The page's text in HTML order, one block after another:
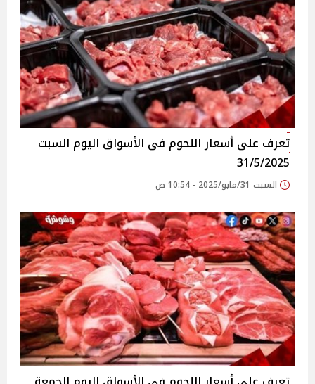
تعرف على أسعار اللحوم فى الأسواق‎‎ اليوم السبت
31/5/2025
السبت 31/مايو/2025 - 10:54 ص